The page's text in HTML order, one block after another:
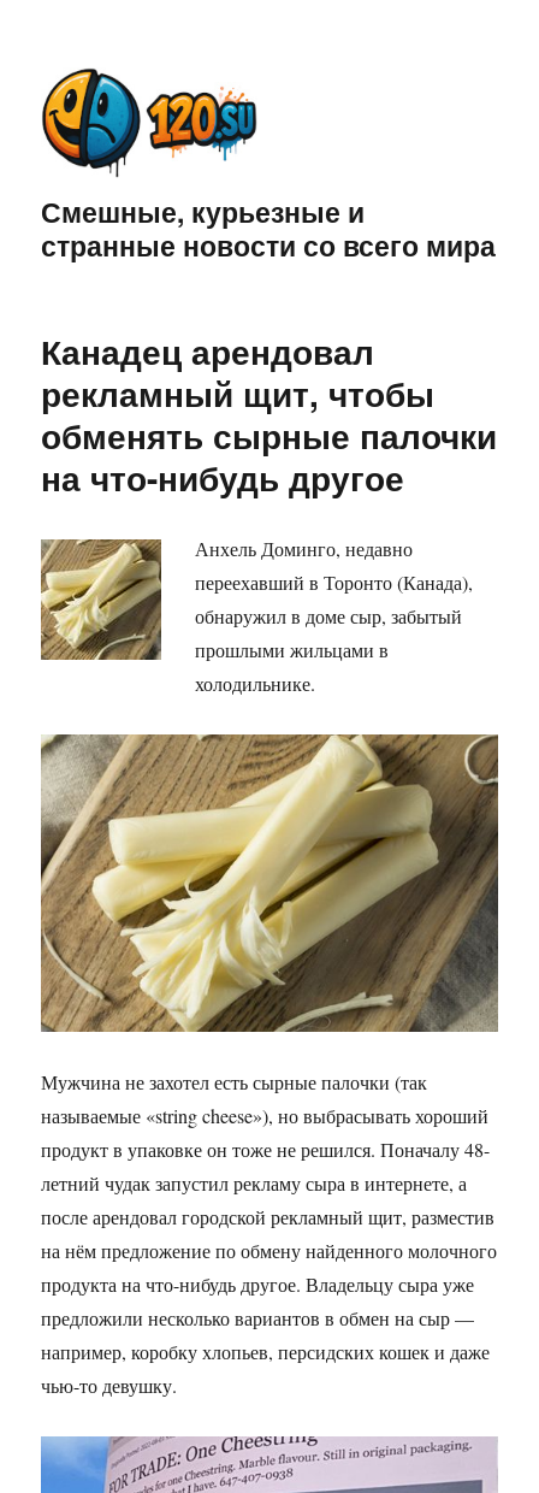
Смешные, курьезные и
странные новости со всего мира
Канадец арендовал
рекламный щит, чтобы
обменять сырные палочки
на что-нибудь другое
Анхель Доминго, недавно
переехавший в Торонто (Канада),
обнаружил в доме сыр, забытый
прошлыми жильцами в
холодильнике.
Мужчина не захотел есть сырные палочки (так
называемые «string cheese»), но выбрасывать хороший
продукт в упаковке он тоже не решился. Поначалу 48-
летний чудак запустил рекламу сыра в интернете, а
после арендовал городской рекламный щит, разместив
на нём предложение по обмену найденного молочного
продукта на что-нибудь другое. Владельцу сыра уже
предложили несколько вариантов в обмен на сыр —
например, коробку хлопьев, персидских кошек и даже
чью-то девушку.